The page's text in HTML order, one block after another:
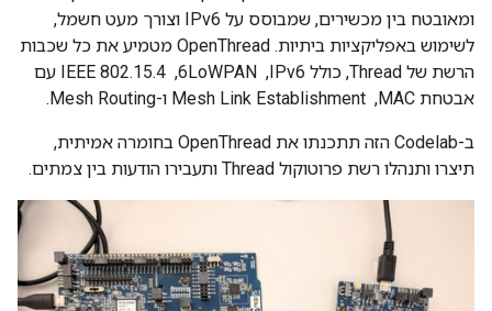
ומאובטח בין מכשירים, שמבוסס על IPv6 וצורך מעט חשמל,
לשימוש באפליקציות ביתיות. ‫OpenThread מטמיע את כל שכבות
הרשת של Thread, כולל IPv6, ‏ 6LoWPAN, ‏ IEEE 802.15.4 עם
אבטחת MAC, ‏ Mesh Link Establishment ו-Mesh Routing.
ב-Codelab הזה תתכנתו את OpenThread בחומרה אמיתית,
תיצרו ותנהלו רשת פרוטוקול Thread ותעבירו הודעות בין צמתים.